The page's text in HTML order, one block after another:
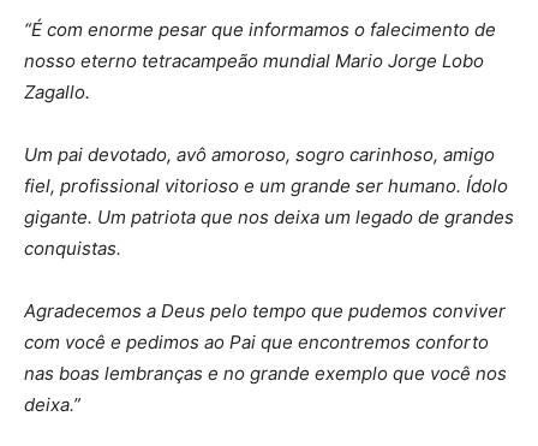
“É com enorme pesar que informamos o falecimento de
nosso eterno tetracampeão mundial Mario Jorge Lobo
Zagallo.
Um pai devotado, avô amoroso, sogro carinhoso, amigo
fiel, profissional vitorioso e um grande ser humano. Ídolo
gigante. Um patriota que nos deixa um legado de grandes
conquistas.
Agradecemos a Deus pelo tempo que pudemos conviver
com você e pedimos ao Pai que encontremos conforto
nas boas lembranças e no grande exemplo que você nos
deixa.”